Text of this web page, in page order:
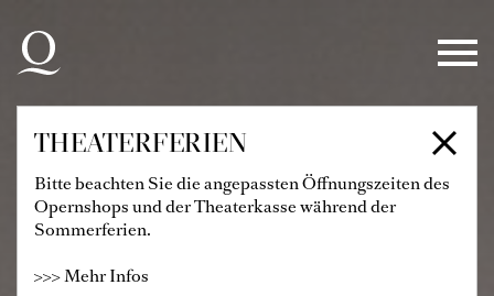
Zur Hauptnavigation springen
Zum Hauptinhalt springen
Zum Footer springen
THEATERFERIEN
Bitte beachten Sie die angepassten Öffnungszeiten des
Opernshops und der Theaterkasse während der
Sommerferien.
>>> Mehr Infos